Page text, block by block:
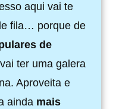
aqui vai te
fila… porque de
de
ter uma galera
Aproveita e
ainda mais